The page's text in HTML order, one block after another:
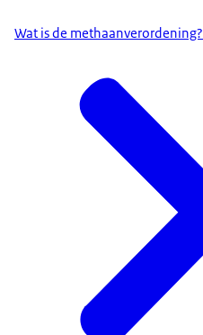
Wat is de methaanverordening?